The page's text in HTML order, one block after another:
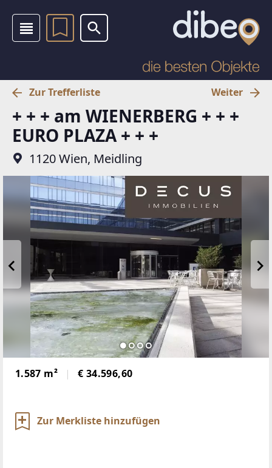
Zur Trefferliste Weiter
+ + + am WIENERBERG + + +
EURO PLAZA + + +
1120 Wien, Meidling
1.587 m² € 34.596,60
Zur Merkliste hinzufügen